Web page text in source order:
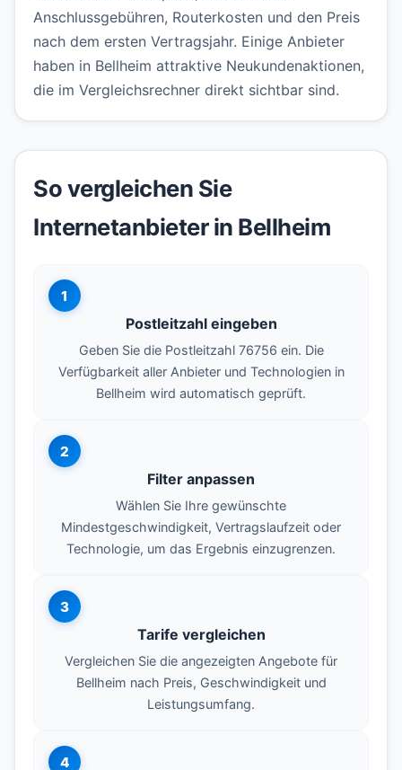
Anschlussgebühren, Routerkosten und den Preis
nach dem ersten Vertragsjahr. Einige Anbieter
haben in Bellheim attraktive Neukundenaktionen,
die im Vergleichsrechner direkt sichtbar sind.
So vergleichen Sie
Internetanbieter in Bellheim
1
Postleitzahl eingeben
Geben Sie die Postleitzahl 76756 ein. Die
Verfügbarkeit aller Anbieter und Technologien in
Bellheim wird automatisch geprüft.
2
Filter anpassen
Wählen Sie Ihre gewünschte
Mindestgeschwindigkeit, Vertragslaufzeit oder
Technologie, um das Ergebnis einzugrenzen.
3
Tarife vergleichen
Vergleichen Sie die angezeigten Angebote für
Bellheim nach Preis, Geschwindigkeit und
Leistungsumfang.
4